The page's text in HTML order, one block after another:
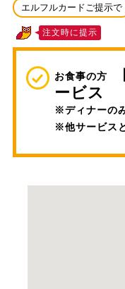
エルフルカードご提示で
注文時に提示
お食事の方
ービス
※ディナーの
※他サービス